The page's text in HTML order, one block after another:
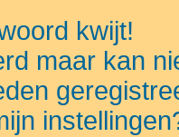
kwijt!
maar kan